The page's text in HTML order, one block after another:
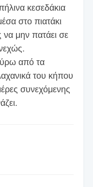
κεσεδάκια
στο πιατάκι
μην πατάει σε
από τα
του κήπου
συνεχόμενης